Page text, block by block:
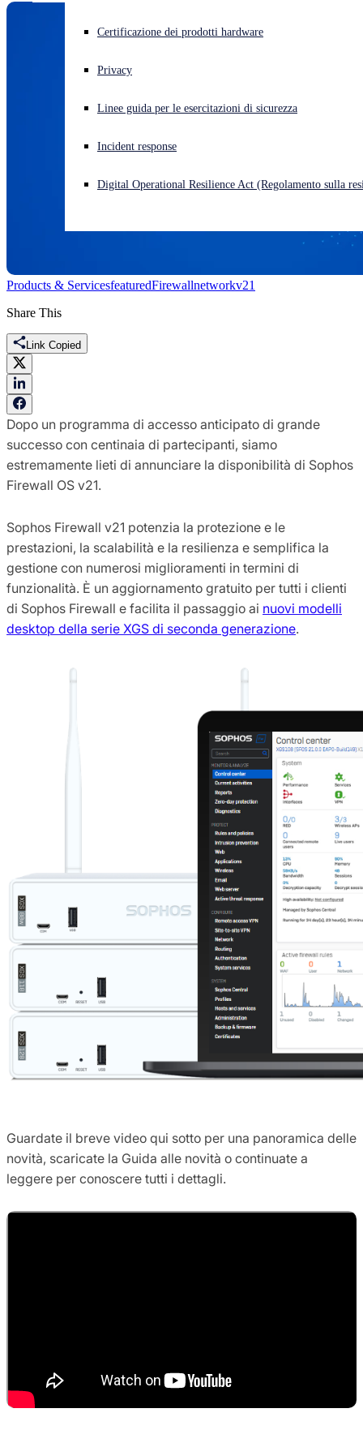
Cyberattacco in corso? Ottieni assistenza immediata
Open language switcher
Certificazione dei prodotti hardware
Privacy
Linee guida per le esercitazioni di sicurezza
Incident response
Digital Operational Resilience Act (Regolamento sulla
Products & ServicesfeaturedFirewallnetworkv21
Share This
Link Copied
Dopo un programma di accesso anticipato di grande
successo con centinaia di partecipanti, siamo
estremamente lieti di annunciare la disponibilità di Sophos
Firewall OS v21.
Sophos Firewall v21 potenzia la protezione e le
prestazioni, la scalabilità e la resilienza e semplifica la
gestione con numerosi miglioramenti in termini di
funzionalità. È un aggiornamento gratuito per tutti i clienti
di Sophos Firewall e facilita il passaggio ai nuovi modelli
desktop della serie XGS di seconda generazione.
Guardate il breve video qui sotto per una panoramica delle
novità, scaricate la Guida alle novità o continuate a
leggere per conoscere tutti i dettagli.